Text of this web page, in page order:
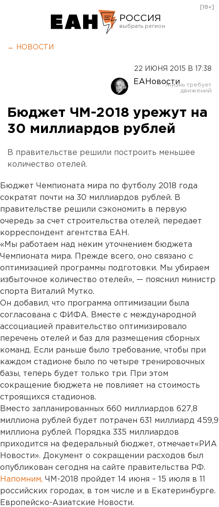
РОССИЯ
Оренбург
[18+]
← НОВОСТИ
22 ИЮНЯ 2015 В 17:38
ЕАНовости
Бюджет ЧМ-2018 урежут на
30 миллиардов рублей
В правительстве решили построить меньшее
количество отелей.
Бюджет Чемпионата мира по футболу 2018 года
сократят почти на 30 миллиардов рублей. В
правительстве решили сэкономить в первую
очередь за счет строительства отелей, передает
корреспондент агентства ЕАН.
«Мы работаем над неким уточнением бюджета
Чемпионата мира. Прежде всего, оно связано с
оптимизацией программы подготовки. Мы убираем
избыточное количество отелей», — пояснил министр
спорта Виталий Мутко.
Он добавил, что программа оптимизации была
согласована с ФИФА. Вместе с международной
ассоциацией правительство оптимизировало
перечень отелей и баз для размещения сборных
команд. Если раньше было требование, чтобы при
каждом стадионе было по четыре тренировочных
базы, теперь будет только три. При этом
сокращение бюджета не повлияет на стоимость
строящихся стадионов.
Вместо запланированных 660 миллиардов 627,8
миллиона рублей будет потрачен 631 миллиард 459,9
миллиона рублей. Порядка 335 миллиардов
приходится на федеральный бюджет, отмечает«РИА
Новости». Документ о сокращении расходов был
опубликован сегодня на сайте правительства РФ.
Напомним, ЧМ-2018 пройдет 14 июня – 15 июля в 11
российских городах, в том числе и в Екатеринбурге.
Европейско-Азиатские Новости.